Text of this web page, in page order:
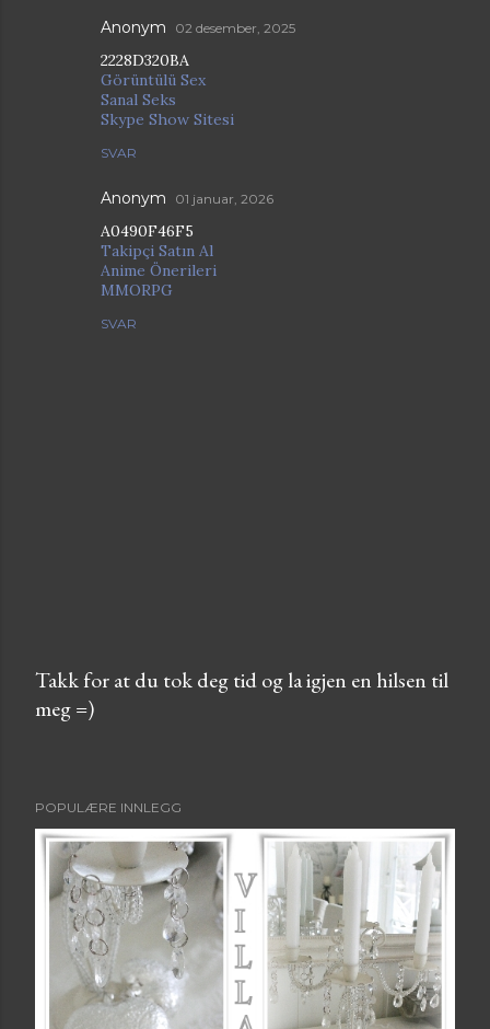
Anonym 02 desember, 2025
2228D320BA
Görüntülü Sex
Sanal Seks
Skype Show Sitesi
SVAR
Anonym 01 januar, 2026
A0490F46F5
Takipçi Satın Al
Anime Önerileri
MMORPG
SVAR
L
i
n
Takk for at du tok deg tid og la igjen en hilsen til
meg =)
POPULÆRE INNLEGG